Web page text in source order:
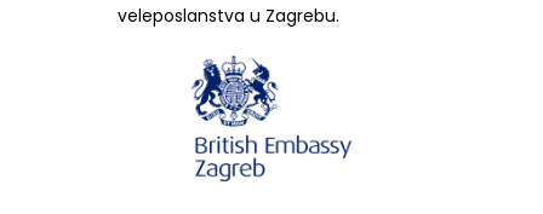
veleposlanstva u Zagrebu.